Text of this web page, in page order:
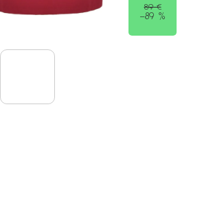
89 €
–89 %